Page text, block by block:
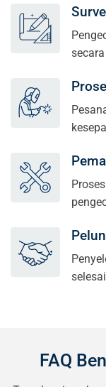
FAQ